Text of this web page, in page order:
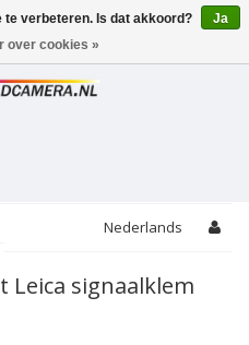
Nederlands
Leica signaalklem
te verbeteren. Is dat akkoord?
Ja
over cookies »